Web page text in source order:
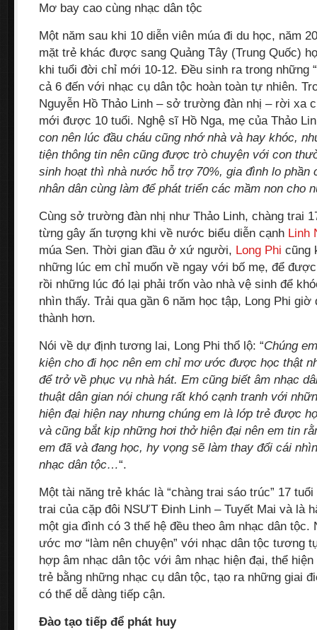
Mơ bay cao cùng nhạc dân tộc
Một năm sau khi 10 diễn viên múa đi du học, năm
mặt trẻ khác được sang Quảng Tây (Trung Quốc)
khi tuổi đời chỉ mới 10-12. Đều sinh ra trong những
cả 6 đến với nhạc cụ dân tộc hoàn toàn tự nhiên.
Nguyễn Hồ Thảo Linh – sở trường đàn nhị – rời xa
mới được 10 tuổi. Nghệ sĩ Hồ Nga, mẹ của Thảo
con nên lúc đầu cháu cũng nhớ nhà và hay khóc,
tiện thông tin nên cũng được trò chuyện với con
sinh hoạt thì nhà nước hỗ trợ 70%, gia đình lo phần
nhân dân cùng làm để phát triển các mầm non cho
Cùng sở trường đàn nhị như Thảo Linh, chàng trai
từng gây ấn tượng khi về nước biểu diễn cạnh Linh
múa Sen. Thời gian đầu ở xứ người, Long Phi cũng
những lúc em chỉ muốn về ngay với bố mẹ, để
rồi những lúc đó lại phải trốn vào nhà vệ sinh để
nhìn thấy. Trải qua gần 6 năm học tập, Long Phi
thành hơn.
Nói về dự định tương lai, Long Phi thổ lộ: “Chúng
kiện cho đi học nên em chỉ mơ ước được học thật
để trở về phục vụ nhà hát. Em cũng biết âm nhạc
thuật dân gian nói chung rất khó cạnh tranh với
hiện đại hiện nay nhưng chúng em là lớp trẻ được
và cũng bắt kịp những hơi thở hiện đại nên em tin
em đã và đang học, hy vọng sẽ làm thay đổi cái
nhạc dân tộc…“.
Một tài năng trẻ khác là “chàng trai sáo trúc” 17
trai của cặp đôi NSƯT Đinh Linh – Tuyết Mai và là
một gia đình có 3 thế hệ đều theo âm nhạc dân tộc.
ước mơ “làm nên chuyện” với nhạc dân tộc tương
hợp âm nhạc dân tộc với âm nhạc hiện đại, thể
trẻ bằng những nhạc cụ dân tộc, tạo ra những giai
có thể dễ dàng tiếp cận.
Đào tạo tiếp để phát huy